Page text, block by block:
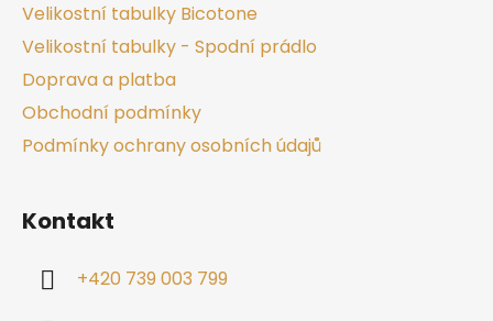
Velikostní tabulky Bicotone
Velikostní tabulky - Spodní prádlo
Doprava a platba
Obchodní podmínky
Podmínky ochrany osobních údajů
Kontakt
+420 739 003 799